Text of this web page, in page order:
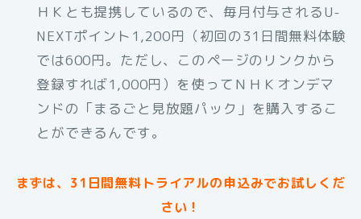
ＨＫとも提携しているので、毎月付与されるU-
NEXTポイント1,200円（初回の31日間無料体験
では600円。ただし、このページのリンクから
登録すれば1,000円）を使ってＮＨＫオンデマ
ンドの「まるごと見放題パック」を購入するこ
とができるんです。
まずは、31日間無料トライアルの申込みでお試しくだ
さい！